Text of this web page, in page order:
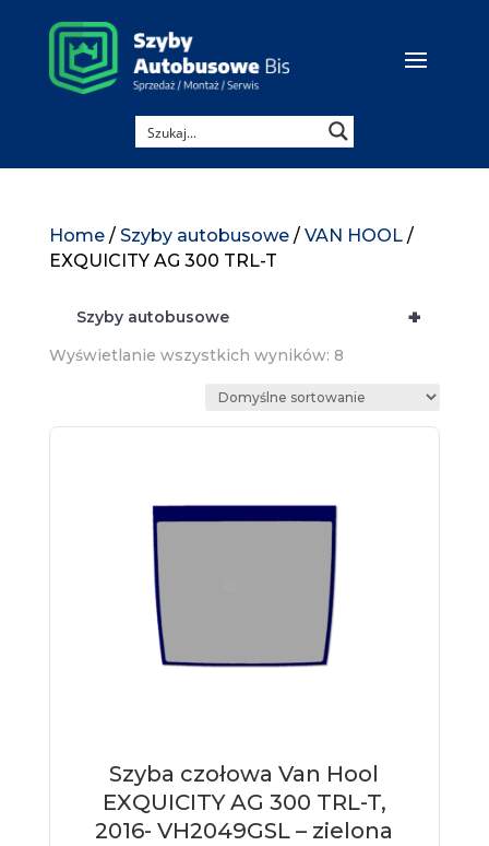
Home/ Szyby autobusowe/ VAN HOOL/
EXQUICITY AG 300 TRL-T
+
Szyby autobusowe
Wyświetlanie wszystkich wyników: 8
Szyba czołowa Van Hool
EXQUICITY AG 300 TRL-T,
2016- VH2049GSL – zielona